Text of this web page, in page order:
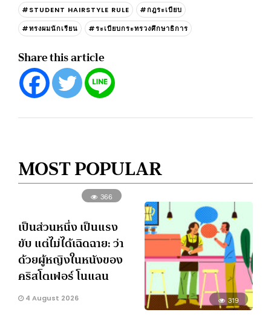
#STUDENT HAIRSTYLE RULE
#กฎระเบียบ
#ทรงผมนักเรียน
#ระเบียบกระทรวงศึกษาธิการ
Share this article
MOST POPULAR
366
เป็นส่วนหนึ่ง เป็นแรง
ขับ แต่ไม่ได้เฉิดฉาย: ว่า
ด้วยผู้หญิงในหนังของ
คริสโตเฟอร์ โนแลน
4 August 2026 319